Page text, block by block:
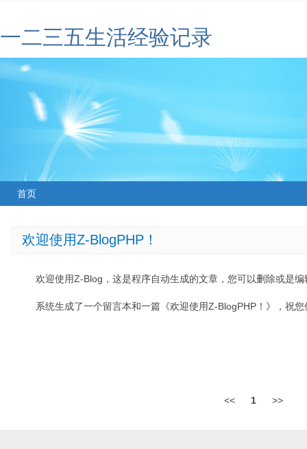
一二三五生活经验记录
首页
欢迎使用Z-BlogPHP！
欢迎使用Z-Blog，这是程序自动生成的文章，您可以删除或是编
系统生成了一个留言本和一篇《欢迎使用Z-BlogPHP！》，祝
<< 1 >>